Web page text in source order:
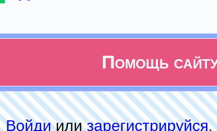
Помощь
Войдиилизарeгиcтpируйся,